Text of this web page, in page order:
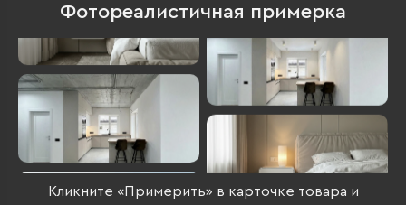
Фотореалистичная примерка
Кликните «Примерить» в карточке товара и